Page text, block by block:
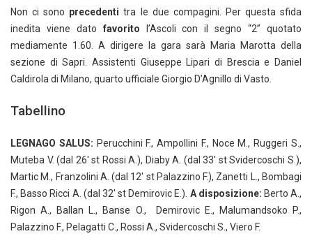
Non ci sono precedenti tra le due compagini. Per questa sfida
inedita viene dato favorito l’Ascoli con il segno “2” quotato
mediamente 1.60. A dirigere la gara sarà Maria Marotta della
sezione di Sapri. Assistenti Giuseppe Lipari di Brescia e Daniel
Caldirola di Milano, quarto ufficiale Giorgio D’Agnillo di Vasto.
Tabellino
LEGNAGO SALUS: Perucchini F., Ampollini F., Noce M., Ruggeri S.,
Muteba V. (dal 26′ st Rossi A.), Diaby A. (dal 33′ st Svidercoschi S.),
Martic M., Franzolini A. (dal 12′ st Palazzino F.), Zanetti L., Bombagi
F., Basso Ricci A. (dal 32′ st Demirovic E.). A disposizione: Berto A.,
Rigon A., Ballan L., Banse O., Demirovic E., Malumandsoko P.,
Palazzino F., Pelagatti C., Rossi A., Svidercoschi S., Viero F.